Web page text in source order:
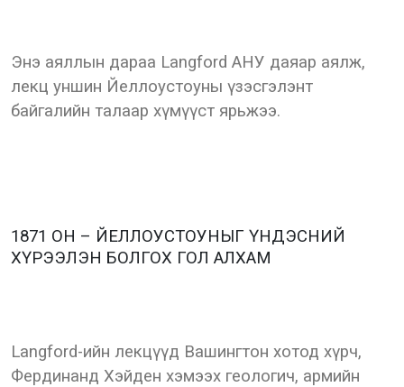
Энэ аяллын дараа Langford АНУ даяар аялж,
лекц уншин Йеллоустоуны үзэсгэлэнт
байгалийн талаар хүмүүст ярьжээ.
1871 ОН – ЙЕЛЛОУСТОУНЫГ ҮНДЭСНИЙ
ХҮРЭЭЛЭН БОЛГОХ ГОЛ АЛХАМ
Langford-ийн лекцүүд Вашингтон хотод хүрч,
Фердинанд Хэйден хэмээх геологич, армийн